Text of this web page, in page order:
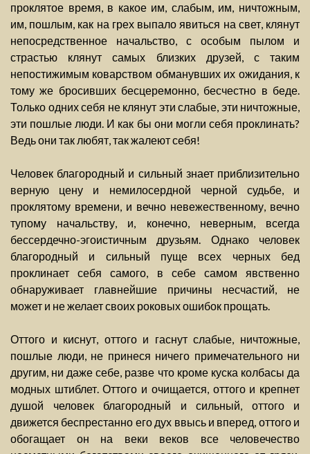
проклятое время, в какое им, слабым, им, ничтожным,
им, пошлым, как на грех выпало явиться на свет, клянут
непосредственное начальство, с особым пылом и
страстью клянут самых близких друзей, с таким
непостижимым коварством обманувших их ожидания, к
тому же бросивших бесцеремонно, бесчестно в беде.
Только одних себя не клянут эти слабые, эти ничтожные,
эти пошлые люди. И как бы они могли себя проклинать?
Ведь они так любят, так жалеют себя!
Человек благородный и сильный знает приблизительно
верную цену и немилосердной черной судьбе, и
проклятому времени, и вечно невежественному, вечно
тупому начальству, и, конечно, неверным, всегда
бессердечно-эгоистичным друзьям. Однако человек
благородный и сильный пуще всех черных бед
проклинает себя самого, в себе самом явственно
обнаруживает главнейшие причины несчастий, не
может и не желает своих роковых ошибок прощать.
Оттого и киснут, оттого и гаснут слабые, ничтожные,
пошлые люди, не принеся ничего примечательного ни
другим, ни даже себе, разве что кроме куска колбасы да
модных штиблет. Оттого и очищается, оттого и крепнет
душой человек благородный и сильный, оттого и
движется беспрестанно его дух ввысь и вперед, оттого и
обогащает он на веки веков все человечество